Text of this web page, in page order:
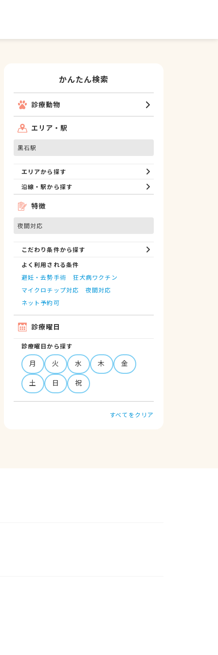
かんたん検索
診療動物
エリア・駅
黒石駅
エリアから探す
沿線・駅から探す
特徴
夜間対応
こだわり条件から探す
よく利用される条件
避妊・去勢手術
狂犬病ワクチン
マイクロチップ対応
夜間対応
ネット予約可
診療曜日
診療曜日から探す
月 火 水 木
金
土
日 祝
すべてをクリア